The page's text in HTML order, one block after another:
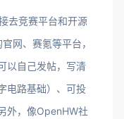
去竞赛平台和开源
网、赛氪等平台，
以自己发帖，写清
电路基础）、可投
外，像OpenHW社